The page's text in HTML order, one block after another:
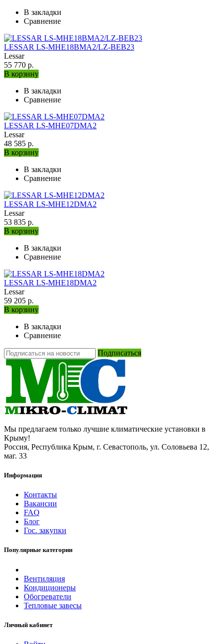
В закладки
Сравнение
LESSAR LS-МHE18BMA2/LZ-BEB23
Lessar
55 770 р.
В корзину
В закладки
Сравнение
LESSAR LS-MHE07DMA2
Lessar
48 585 р.
В корзину
В закладки
Сравнение
LESSAR LS-MHE12DMA2
Lessar
53 835 р.
В корзину
В закладки
Сравнение
LESSAR LS-MHE18DMA2
Lessar
59 205 р.
В корзину
В закладки
Сравнение
Подписаться
Мы предлагаем только лучшие климатические установки в
Крыму!
Россия, Республика Крым, г. Севастополь, ул. Соловьева 12,
маг. 33
Информация
Контакты
Вакансии
FAQ
Блог
Гос. закупки
Популярные категории
Вентиляция
Кондиционеры
Обогреватели
Тепловые завесы
Личный кабинет